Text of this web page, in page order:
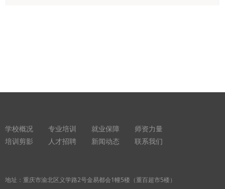
学校概况 专业培训 就业保障
师资力量
培训剪影
人才招聘 新闻动态 联系我们
地址：重庆市渝北区义学路2号金易都会1幢5楼（重百超市5楼）